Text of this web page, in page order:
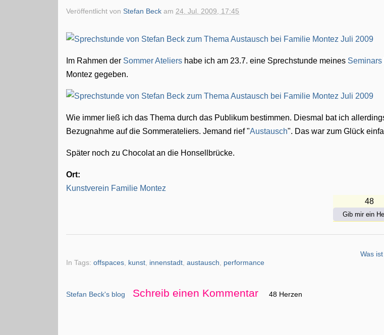
Veröffentlicht vonStefan Beck am24. Jul. 2009, 17:45
Im Rahmen der Sommer Ateliers habe ich am 23.7. eine Sprechstunde meines Seminars
Montez gegeben.
Wie immer ließ ich das Thema durch das Publikum bestimmen. Diesmal bat ich
Bezugnahme auf die Sommerateliers. Jemand rief "Austausch". Das war zum Glück
Später noch zu Chocolat an die Honsellbrücke.
Ort:
Kunstverein Familie Montez
48
Gib mir ein
In Tags:offspaces kunst innenstadt ,austausch performance
Was
Stefan Beck's blog Schreib einen Kommentar 48 Herzen